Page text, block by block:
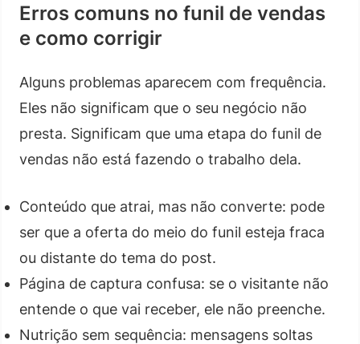
Erros comuns no funil de vendas
e como corrigir
Alguns problemas aparecem com frequência.
Eles não significam que o seu negócio não
presta. Significam que uma etapa do funil de
vendas não está fazendo o trabalho dela.
Conteúdo que atrai, mas não converte: pode
ser que a oferta do meio do funil esteja fraca
ou distante do tema do post.
Página de captura confusa: se o visitante não
entende o que vai receber, ele não preenche.
Nutrição sem sequência: mensagens soltas